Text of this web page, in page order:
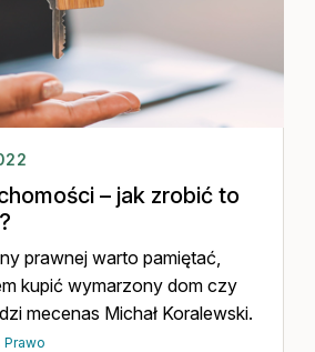
– jak zrobić to
prawnej warto pamiętać,
kupić wymarzony dom czy
mecenas Michał Koralewski.
Prawo